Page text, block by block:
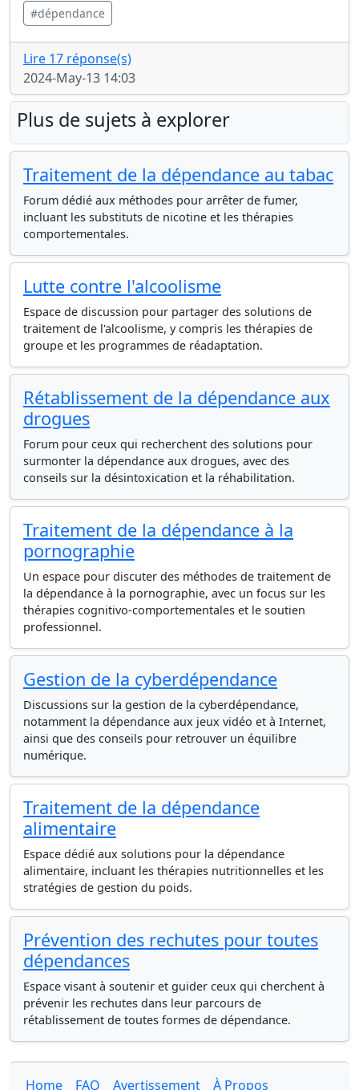
#dépendance
Lire 17 réponse(s)
2024-May-13 14:03
Plus de sujets à explorer
Traitement de la dépendance au tabac
Forum dédié aux méthodes pour arrêter de fumer,
incluant les substituts de nicotine et les thérapies
comportementales.
Lutte contre l'alcoolisme
Espace de discussion pour partager des solutions de
traitement de l'alcoolisme, y compris les thérapies de
groupe et les programmes de réadaptation.
Rétablissement de la dépendance aux
drogues
Forum pour ceux qui recherchent des solutions pour
surmonter la dépendance aux drogues, avec des
conseils sur la désintoxication et la réhabilitation.
Traitement de la dépendance à la
pornographie
Un espace pour discuter des méthodes de traitement de
la dépendance à la pornographie, avec un focus sur les
thérapies cognitivo-comportementales et le soutien
professionnel.
Gestion de la cyberdépendance
Discussions sur la gestion de la cyberdépendance,
notamment la dépendance aux jeux vidéo et à Internet,
ainsi que des conseils pour retrouver un équilibre
numérique.
Traitement de la dépendance
alimentaire
Espace dédié aux solutions pour la dépendance
alimentaire, incluant les thérapies nutritionnelles et les
stratégies de gestion du poids.
Prévention des rechutes pour toutes
dépendances
Espace visant à soutenir et guider ceux qui cherchent à
prévenir les rechutes dans leur parcours de
rétablissement de toutes formes de dépendance.
Home FAQ Avertissement À Propos